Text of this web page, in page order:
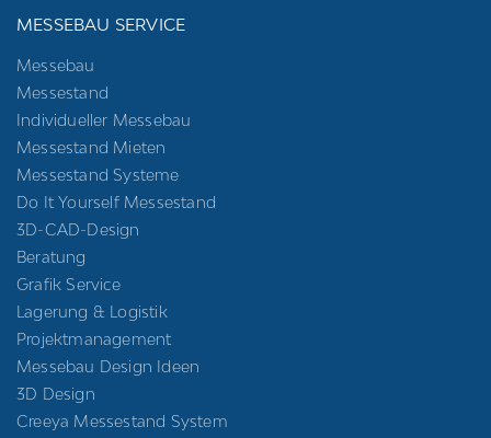
MESSEBAU SERVICE
Messebau
Messestand
Individueller Messebau
Messestand Mieten
Messestand Systeme
Do It Yourself Messestand
3D-CAD-Design
Beratung
Grafik Service
Lagerung & Logistik
Projektmanagement
Messebau Design Ideen
3D Design
Creeya Messestand System